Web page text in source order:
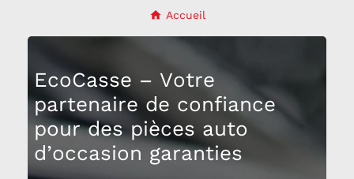
Accueil
EcoCasse – Votre
partenaire de confiance
pour des pièces auto
d’occasion garanties